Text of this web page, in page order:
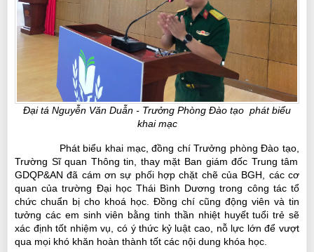
Đại tá Nguyễn Văn Duẫn - Trưởng Phòng Đào tạo phát biểu
khai mạc
Phát biểu khai mạc, đồng chíTrưởng phòng Đào tạo
Trường Sĩ quan Thông tin, thay mặt Ban giám đốc Trung tâm
GDQP&AN đã cám ơn sự phối hợp chặt chẽ của BGH, các cơ
quan của trường Đại học Thái Bình Dương trong công tác tổ
chức chuẩn bị cho khoá học. Đồng chí cũng động viên và tin
tưởng các em sinh viên bằng tinh thần nhiệt huyết tuổi trẻ sẽ
xác định tốt nhiệm vụ, có ý thức kỷ luật cao, nỗ lực lớn để vượt
qua mọi khó khăn hoàn thành tốt các nội dung khóa học.